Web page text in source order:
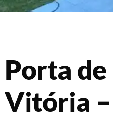
Porta
Vitória –